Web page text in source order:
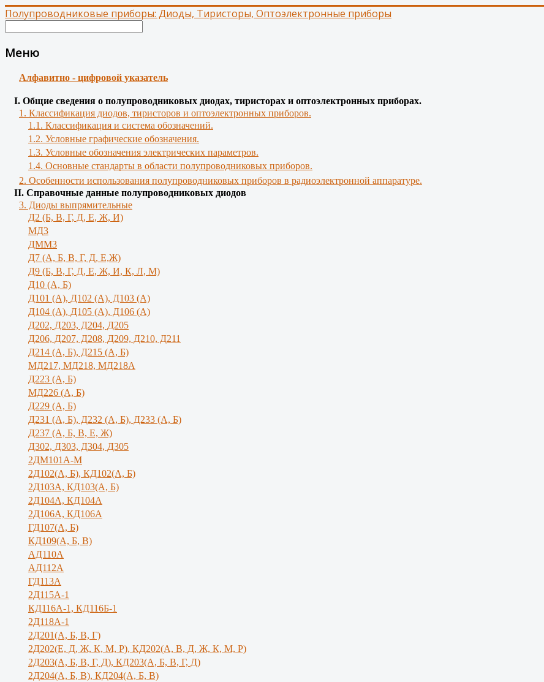
Полупроводниковые приборы: Диоды, Тиристоры, Оптоэлектронные приборы
Меню
Алфавитно - цифровой указатель
І. Общие сведения о полупроводниковых диодах, тиристорах и оптоэлектронных приборах.
1. Классификация диодов, тиристоров и оптоэлектронных приборов.
1.1. Классификация и система обозначений.
1.2. Условные графические обозначения.
1.3. Условные обозначения электрических параметров.
1.4. Основные стандарты в области полупроводниковых приборов.
2. Особенности использования полупроводниковых приборов в радиоэлектронной аппаратуре.
II. Справочные данные полупроводниковых диодов
3. Диоды выпрямительные
Д2 (Б, В, Г, Д, Е, Ж, И)
МД3
ДММ3
Д7 (А, Б, В, Г, Д, Е,Ж)
Д9 (Б, В, Г, Д, Е, Ж, И, К, Л, М)
Д10 (А, Б)
Д101 (А), Д102 (А), Д103 (А)
Д104 (А), Д105 (А), Д106 (А)
Д202, Д203, Д204, Д205
Д206, Д207, Д208, Д209, Д210, Д211
Д214 (А, Б), Д215 (А, Б)
МД217, МД218, МД218А
Д223 (А, Б)
МД226 (А, Б)
Д229 (А, Б)
Д231 (А, Б), Д232 (А, Б), Д233 (А, Б)
Д237 (А, Б, В, Е, Ж)
Д302, Д303, Д304, Д305
2ДМ101А-М
2Д102(А, Б), КД102(А, Б)
2Д103А, КД103(А, Б)
2Д104А, КД104А
2Д106А, КД106А
ГД107(А, Б)
КД109(А, Б, В)
АД110А
АД112А
ГД113А
2Д115А-1
КД116А-1, КД116Б-1
2Д118А-1
2Д201(А, Б, В, Г)
2Д202(Е, Д, Ж, К, М, Р), КД202(А, В, Д, Ж, К, М, Р)
2Д203(А, Б, В, Г, Д), КД203(А, Б, В, Г, Д)
2Д204(А, Б, В), КД204(А, Б, В)